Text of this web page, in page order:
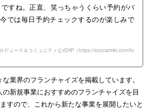
すね。正直、笑っちゃうくらい予約がバ
では毎日予約チェックするのが楽しみで
デュース＆コミュニティ公式HP（https://ecocarmkt.com/fc/
業界のフランチャイズを掲載しています。
の新規事業におすすめのフランチャイズを目
すので、これから新たな事業を展開したいと